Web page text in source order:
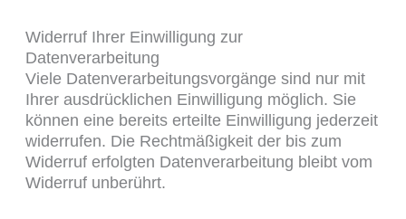
Widerruf Ihrer Einwilligung zur
Datenverarbeitung
Viele Datenverarbeitungsvorgänge sind nur mit
Ihrer ausdrücklichen Einwilligung möglich. Sie
können eine bereits erteilte Einwilligung jederzeit
widerrufen. Die Rechtmäßigkeit der bis zum
Widerruf erfolgten Datenverarbeitung bleibt vom
Widerruf unberührt.